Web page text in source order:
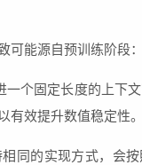
可能源自预训练阶段：
一个固定长度的上下
有效提升数值稳定性。
同的实现方式，会